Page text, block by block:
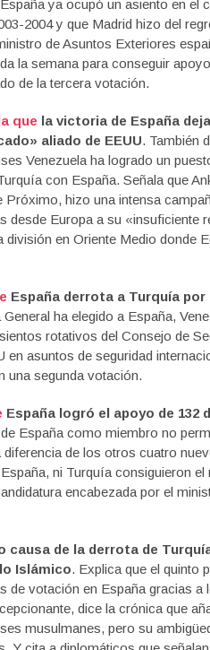
ya ocupó un asiento en el
2004 y que Madrid hizo del
de Asuntos Exteriores
la semana para conseguir
de la tercera votación.
que la victoria de España
aliado de EEUU. También
Venezuela ha logrado un
con España. Señala que
Próximo, hizo una intensa
desde Europa a su «insuficiente
división en Oriente Medio donde
España derrota a Turquía
ha elegido a España,
rotativos del Consejo de
en asuntos de seguridad
una segunda votación.
España logró el apoyo de 132
España como miembro no
diferencia de los otros cuatro
ni Turquía consiguieron
encabezada por el
causa de la derrota de
Islámico. Explica que el quinto
de votación en España gracias a
dice la crónica que
musulmanes, pero su